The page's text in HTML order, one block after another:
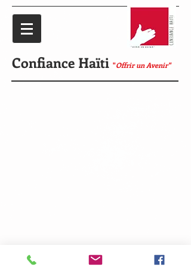
Confiance Haïti "Offrir un Avenir"